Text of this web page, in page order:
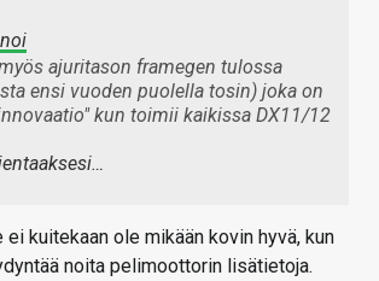
ajuritason framegen tulossa
ensi vuoden puolella tosin) joka on
kun toimii kaikissa DX11/12
kuitekaan ole mikään kovin hyvä, kun
noita pelimoottorin lisätietoja.